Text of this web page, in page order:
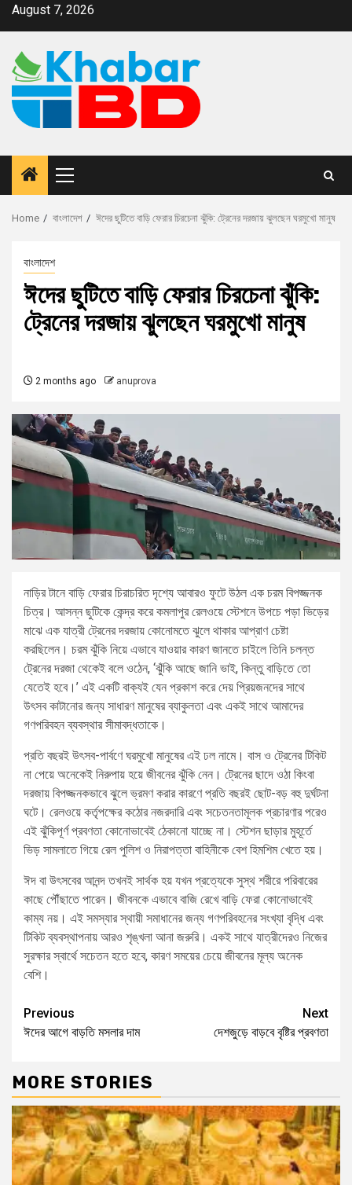
August 7, 2026
Home বাংলাদেশ ঈদের ছুটিতে বাড়ি ফেরার চিরচেনা ঝুঁকি: ট্রেনের দরজায় ঝুলছেন ঘরমুখো মানুষ
বাংলাদেশ
ঈদের ছুটিতে বাড়ি ফেরার চিরচেনা ঝুঁকি:
ট্রেনের দরজায় ঝুলছেন ঘরমুখো মানুষ
2 months ago anuprova
নাড়ির টানে বাড়ি ফেরার চিরাচরিত দৃশ্যে আবারও ফুটে উঠল এক চরম বিপজ্জনক
চিত্র। আসন্ন ছুটিকে কেন্দ্র করে কমলাপুর রেলওয়ে স্টেশনে উপচে পড়া ভিড়ের
মাঝে এক যাত্রী ট্রেনের দরজায় কোনোমতে ঝুলে থাকার আপ্রাণ চেষ্টা
করছিলেন। চরম ঝুঁকি নিয়ে এভাবে যাওয়ার কারণ জানতে চাইলে তিনি চলন্ত
ট্রেনের দরজা থেকেই বলে ওঠেন, ‘ঝুঁকি আছে জানি ভাই, কিন্তু বাড়িতে তো
যেতেই হবে।’ এই একটি বাক্যই যেন প্রকাশ করে দেয় প্রিয়জনদের সাথে
উৎসব কাটানোর জন্য সাধারণ মানুষের ব্যাকুলতা এবং একই সাথে আমাদের
গণপরিবহন ব্যবস্থার সীমাবদ্ধতাকে।
প্রতি বছরই উৎসব-পার্বণে ঘরমুখো মানুষের এই ঢল নামে। বাস ও ট্রেনের টিকিট
না পেয়ে অনেকেই নিরুপায় হয়ে জীবনের ঝুঁকি নেন। ট্রেনের ছাদে ওঠা কিংবা
দরজায় বিপজ্জনকভাবে ঝুলে ভ্রমণ করার কারণে প্রতি বছরই ছোট-বড় বহু দুর্ঘটনা
ঘটে। রেলওয়ে কর্তৃপক্ষের কঠোর নজরদারি এবং সচেতনতামূলক প্রচারণার পরেও
এই ঝুঁকিপূর্ণ প্রবণতা কোনোভাবেই ঠেকানো যাচ্ছে না। স্টেশন ছাড়ার মুহূর্তে
ভিড় সামলাতে গিয়ে রেল পুলিশ ও নিরাপত্তা বাহিনীকে বেশ হিমশিম খেতে হয়।
ঈদ বা উৎসবের আনন্দ তখনই সার্থক হয় যখন প্রত্যেকে সুস্থ শরীরে পরিবারের
কাছে পৌঁছাতে পারেন। জীবনকে এভাবে বাজি রেখে বাড়ি ফেরা কোনোভাবেই
কাম্য নয়। এই সমস্যার স্থায়ী সমাধানের জন্য গণপরিবহনের সংখ্যা বৃদ্ধি এবং
টিকিট ব্যবস্থাপনায় আরও শৃঙ্খলা আনা জরুরি। একই সাথে যাত্রীদেরও নিজের
সুরক্ষার স্বার্থে সচেতন হতে হবে, কারণ সময়ের চেয়ে জীবনের মূল্য অনেক
বেশি।
Previous
ঈদের আগে বাড়তি মসলার দাম
Next
দেশজুড়ে বাড়বে বৃষ্টির প্রবণতা
MORE STORIES